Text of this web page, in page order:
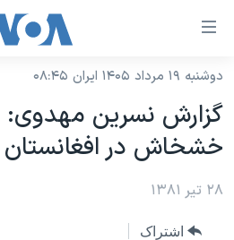
لینکهای
دسترسی
جهش
محتوای
اصلی
جهش
نسخه سبک وب‌سایت
موضوع ها
ایران
آمریکا
برنامه های تلویزیونی
جدول برنامه ها
دوشنبه ۱۹ مرداد ۱۴۰۵ ایران ۰۸:۴۵
گزارش نسرين مهدوی:
خشخاش در افغانستان - 2002-
۲۸ تیر ۱۳۸۱
اشتراک